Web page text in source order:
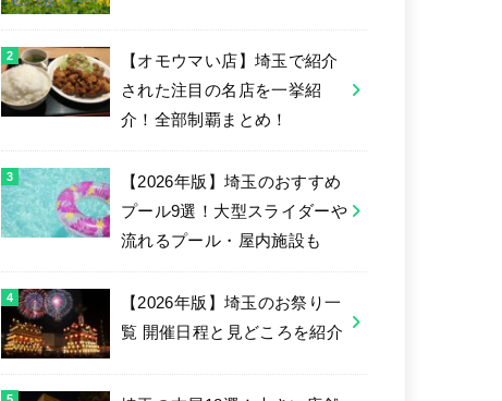
【オモウマい店】埼玉で紹介
された注目の名店を一挙紹
介！全部制覇まとめ！
【2026年版】埼玉のおすすめ
プール9選！大型スライダーや
流れるプール・屋内施設も
【2026年版】埼玉のお祭り一
覧 開催日程と見どころを紹介